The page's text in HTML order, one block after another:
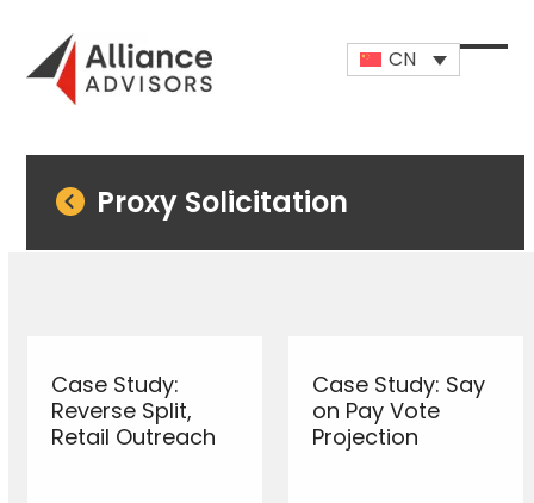
content
CN
Open
Close
Proxy Solicitation
Case Study:
Reverse Split,
Retail Outreach
Case Study: Say
on Pay Vote
Projection